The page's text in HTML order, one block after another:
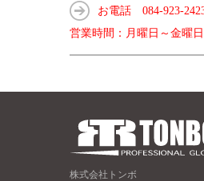
お電話 084-923-
営業時間：月曜日～金曜
株式会社トンボ